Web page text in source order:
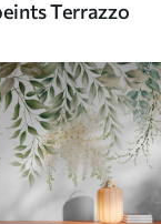
Terrazzo